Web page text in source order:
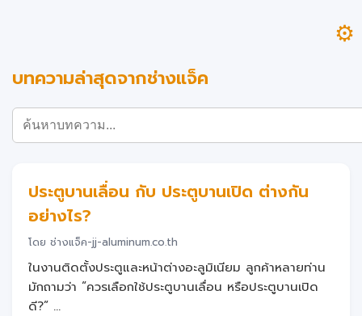
⚙
บทความล่าสุดจากช่างแจ็ค
ประตูบานเลื่อน กับ ประตูบานเปิด ต่างกัน
อย่างไร?
โดย ช่างแจ็ค-jj-aluminum.co.th
ในงานติดตั้งประตูและหน้าต่างอะลูมิเนียม ลูกค้าหลายท่าน
มักถามว่า “ควรเลือกใช้ประตูบานเลื่อน หรือประตูบานเปิด
ดี?” ...